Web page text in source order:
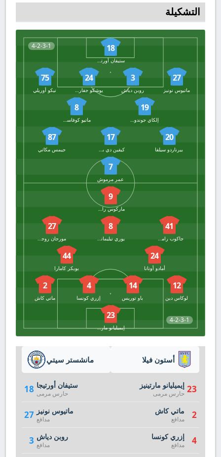
التشكيلة
4-2-3-1 18
ستيفان أورتيجا
27
ماتيوس نونيز
3
روبن دياش
24
يوشكو جفارديول
75
نيكو أوريلي
19
إلكاي جوندوجان
8
ماتيو كوفاسيتش
20
بيرناردو سيلفا
17
كيفين دي بروين
87
جيمس مكاتي
7
عمر مرموش
4-2-3-1
9
ماركوس راشفورد
41
جاكوب رامسي
8
يوري تيليمانس
27
مورجان روجرز
24
أمادو أونانا
44
بوبكر كامارا
12
لوكاس دين
14
باو توريس
4
إزري كونسا
2
ماتي كاش
23
إيميليانو مارتينيز
مانشستر سيتي
18 ستيفان أورتيجا
حارس مرمى
27 ماتيوس نونيز
مدافع
3 روبن دياش
مدافع
أستون فيلا
23 إيميليانو مارتينيز
حارس مرمى
2 ماتي كاش
مدافع
4 إزري كونسا
مدافع